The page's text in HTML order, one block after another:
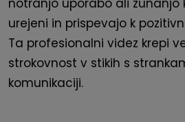
notranjo uporabo ali zunanjo
urejeni in prispevajo k
Ta profesionalni videz krepi
strokovnost v stikih s
komunikaciji.